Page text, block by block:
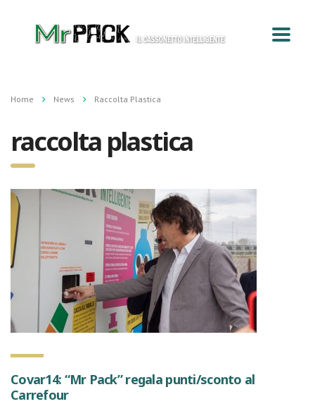
Home News Raccolta Plastica
raccolta plastica
Covar14: “Mr Pack” regala punti/sconto al
Carrefour